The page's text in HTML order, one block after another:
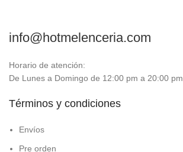
info@hotmelenceria.com
Horario de atención:
De Lunes a Domingo de 12:00 pm a 20:00 pm
Términos y condiciones
Envíos
Pre orden